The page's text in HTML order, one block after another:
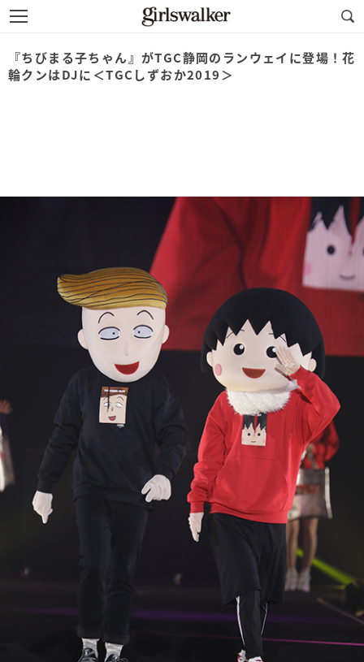
『ちびまる子ちゃん』がTGC静岡のランウェイに登場！花
輪クンはDJに＜TGCしずおか2019＞